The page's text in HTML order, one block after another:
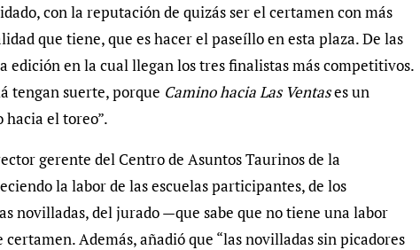
con la reputación de quizás ser el certamen con más
que tiene, que es hacer el paseíllo en esta plaza. De las
edición en la cual llegan los tres finalistas más competitivos.
tengan suerte, porque Camino hacia Las Ventases un
el toreo”.
gerente del Centro de Asuntos Taurinos de la
la labor de las escuelas participantes, de los
novilladas, del jurado —que sabe que no tiene una labor
Además, añadió que “las novilladas sin picadores